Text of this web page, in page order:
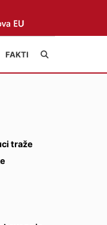
FAKTI
traže